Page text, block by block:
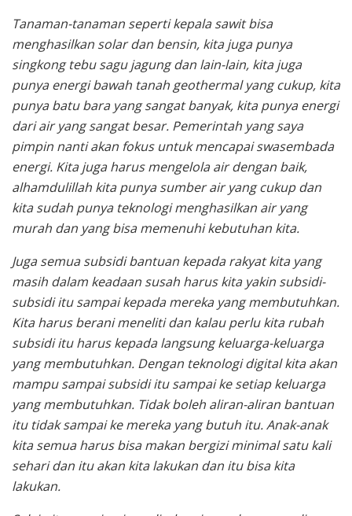
Tanaman-tanaman seperti kepala sawit bisa
menghasilkan solar dan bensin, kita juga punya
singkong tebu sagu jagung dan lain-lain, kita juga
punya energi bawah tanah geothermal yang cukup, kita
punya batu bara yang sangat banyak, kita punya energi
dari air yang sangat besar. Pemerintah yang saya
pimpin nanti akan fokus untuk mencapai swasembada
energi. Kita juga harus mengelola air dengan baik,
alhamdulillah kita punya sumber air yang cukup dan
kita sudah punya teknologi menghasilkan air yang
murah dan yang bisa memenuhi kebutuhan kita.
Juga semua subsidi bantuan kepada rakyat kita yang
masih dalam keadaan susah harus kita yakin subsidi-
subsidi itu sampai kepada mereka yang membutuhkan.
Kita harus berani meneliti dan kalau perlu kita rubah
subsidi itu harus kepada langsung keluarga-keluarga
yang membutuhkan. Dengan teknologi digital kita akan
mampu sampai subsidi itu sampai ke setiap keluarga
yang membutuhkan. Tidak boleh aliran-aliran bantuan
itu tidak sampai ke mereka yang butuh itu. Anak-anak
kita semua harus bisa makan bergizi minimal satu kali
sehari dan itu akan kita lakukan dan itu bisa kita
lakukan.